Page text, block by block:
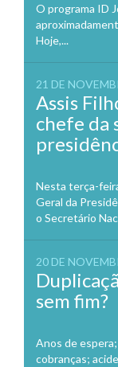
O programa ID
Hoje,...
21 DE
Assis
chefe da
Nesta terça-
Geral da
o Secretário
20 DE
sem fim?
Anos de
cobranças;